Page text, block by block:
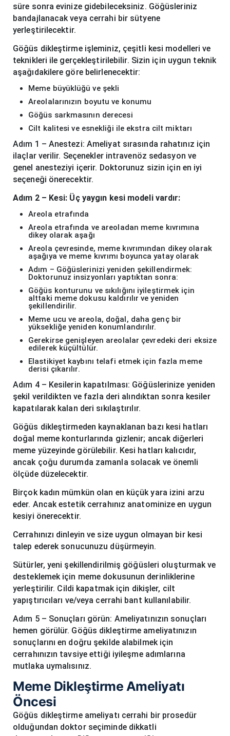
süre sonra evinize gidebileceksiniz. Göğüsleriniz
bandajlanacak veya cerrahi bir sütyene
yerleştirilecektir.
Göğüs dikleştirme işleminiz, çeşitli kesi modelleri ve
teknikleri ile gerçekleştirilebilir. Sizin için uygun teknik
aşağıdakilere göre belirlenecektir:
Meme büyüklüğü ve şekli
Areolalarınızın boyutu ve konumu
Göğüs sarkmasının derecesi
Cilt kalitesi ve esnekliği ile ekstra cilt miktarı
Adım 1 – Anestezi: Ameliyat sırasında rahatınız için
ilaçlar verilir. Seçenekler intravenöz sedasyon ve
genel anesteziyi içerir. Doktorunuz sizin için en iyi
seçeneği önerecektir.
Adım 2 – Kesi: Üç yaygın kesi modeli vardır:
Areola etrafında
Areola etrafında ve areoladan meme kıvrımına
dikey olarak aşağı
Areola çevresinde, meme kıvrımından dikey olarak
aşağıya ve meme kıvrımı boyunca yatay olarak
Adım – Göğüslerinizi yeniden şekillendirmek:
Doktorunuz insizyonları yaptıktan sonra:
Göğüs konturunu ve sıkılığını iyileştirmek için
alttaki meme dokusu kaldırılır ve yeniden
şekillendirilir.
Meme ucu ve areola, doğal, daha genç bir
yüksekliğe yeniden konumlandırılır.
Gerekirse genişleyen areolalar çevredeki deri eksize
edilerek küçültülür.
Elastikiyet kaybını telafi etmek için fazla meme
derisi çıkarılır.
Adım 4 – Kesilerin kapatılması: Göğüslerinize yeniden
şekil verildikten ve fazla deri alındıktan sonra kesiler
kapatılarak kalan deri sıkılaştırılır.
Göğüs dikleştirmeden kaynaklanan bazı kesi hatları
doğal meme konturlarında gizlenir; ancak diğerleri
meme yüzeyinde görülebilir. Kesi hatları kalıcıdır,
ancak çoğu durumda zamanla solacak ve önemli
ölçüde düzelecektir.
Birçok kadın mümkün olan en küçük yara izini arzu
eder. Ancak estetik cerrahınız anatominize en uygun
kesiyi önerecektir.
Cerrahınızı dinleyin ve size uygun olmayan bir kesi
talep ederek sonucunuzu düşürmeyin.
Sütürler, yeni şekillendirilmiş göğüsleri oluşturmak ve
desteklemek için meme dokusunun derinliklerine
yerleştirilir. Cildi kapatmak için dikişler, cilt
yapıştırıcıları ve/veya cerrahi bant kullanılabilir.
Adım 5 – Sonuçları görün: Ameliyatınızın sonuçları
hemen görülür. Göğüs dikleştirme ameliyatınızın
sonuçlarını en doğru şekilde alabilmek için
cerrahınızın tavsiye ettiği iyileşme adımlarına
mutlaka uymalısınız.
Meme Dikleştirme Ameliyatı
Öncesi
Göğüs dikleştirme ameliyatı cerrahi bir prosedür
olduğundan doktor seçiminde dikkatli